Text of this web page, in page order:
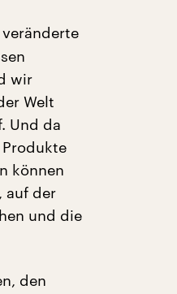
wir
Welt
Und da
können
auf der
und die
den